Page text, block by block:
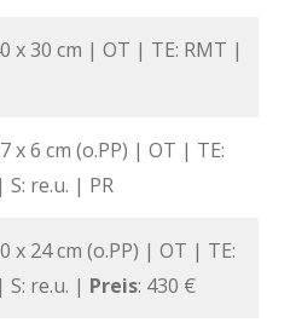
x 30 cm | OT | TE: RMT |
x 6 cm (o.PP) | OT | TE:
re.u. | PR
x 24 cm (o.PP) | OT | TE:
re.u. | Preis: 430 €